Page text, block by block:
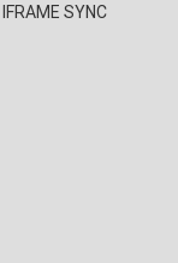
IFRAME SYNC